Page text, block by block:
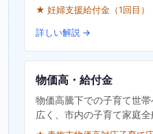
★ 妊婦支援給付金（1回目）
詳しい解説 →
物価高・給付金
物価高騰下での子育て世
広く、市内の子育て家庭